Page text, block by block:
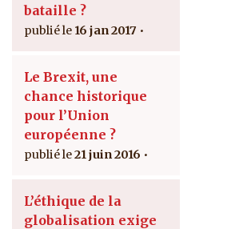
bataille ?
16 jan 2017
Le Brexit, une
chance historique
pour l’Union
européenne ?
21 juin 2016
L’éthique de la
globalisation exige